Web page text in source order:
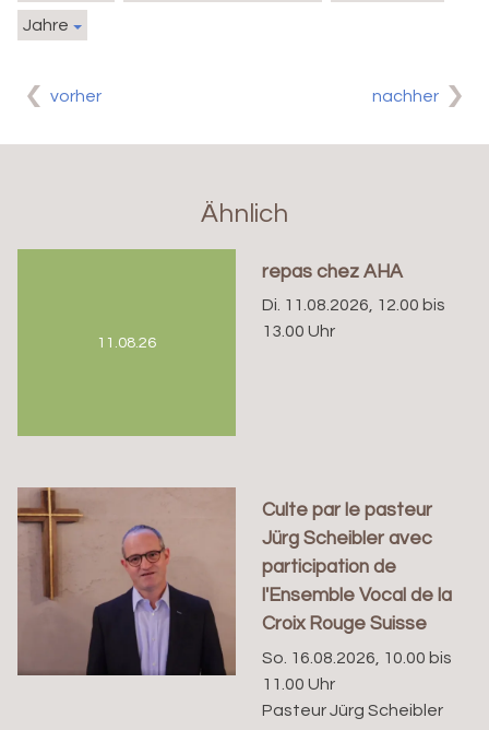
Jahre
vorher nachher
Ähnlich
11.08.26
repas chez AHA
Di. 11.08.2026, 12.00 bis
13.00 Uhr
Culte par le pasteur
Jürg Scheibler avec
participation de
l'Ensemble Vocal de la
Croix Rouge Suisse
So. 16.08.2026, 10.00 bis
11.00 Uhr
Pasteur Jürg Scheibler